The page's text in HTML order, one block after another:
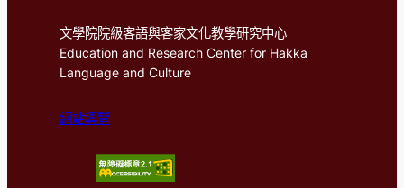
文學院院級客語與客家文化教學研究中心
Education and Research Center for Hakka
Language and Culture
網站導覽